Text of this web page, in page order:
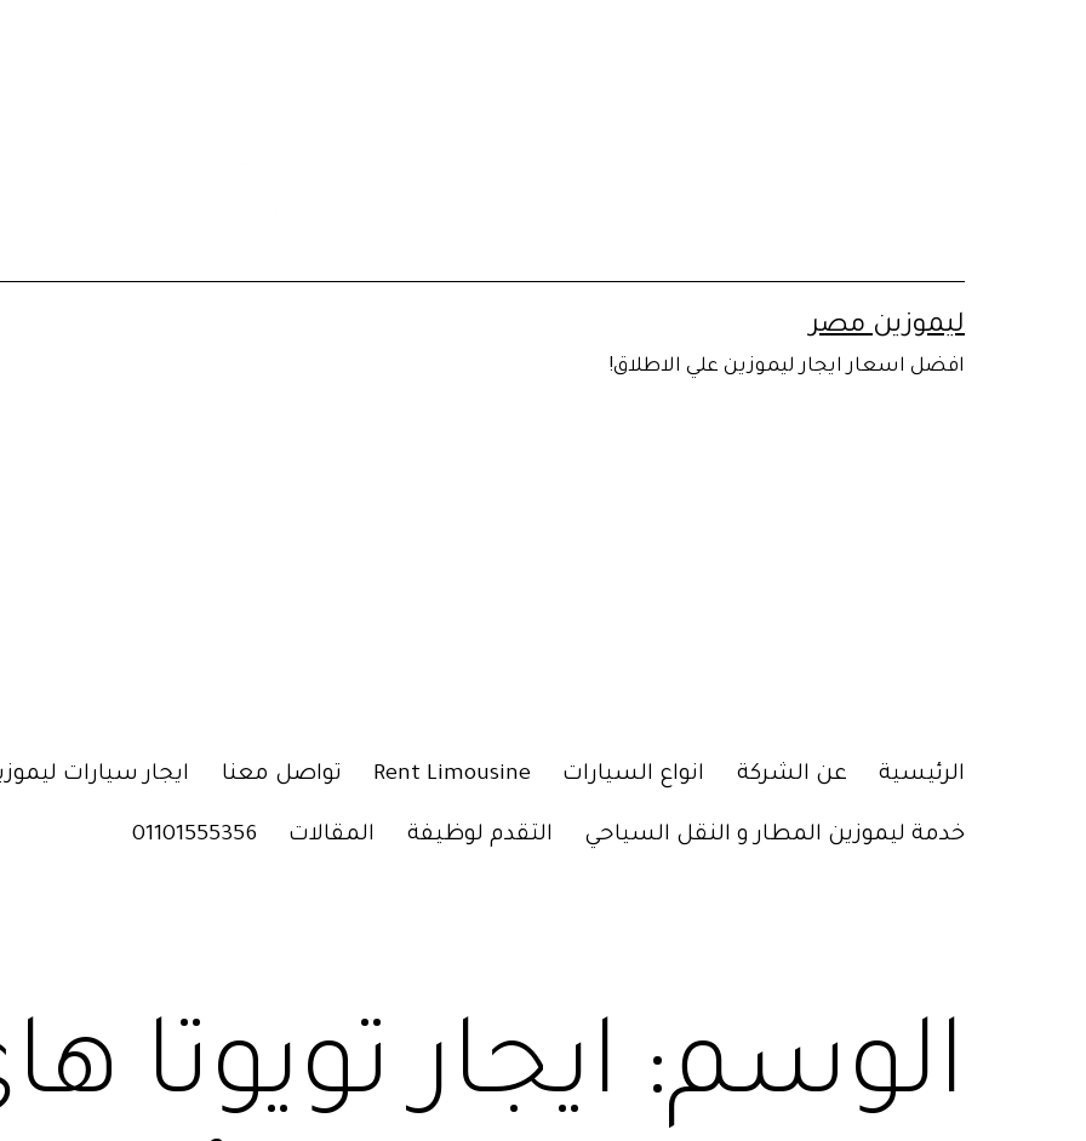
ليموزين مصر
افضل اسعار ايجار ليموزين علي الاطلاق!
الرئيسية عن الشركة انواع السيارات Rent Limousine تواصل معنا ايجار سيارات
خدمة ليموزين المطار و النقل السياحي التقدم لوظيفة المقالات 01101555356
الوسم: ايجار تويوتا